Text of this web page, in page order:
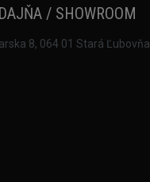
/ SHOWROOM
8, 064 01 Stará Ľubovňa